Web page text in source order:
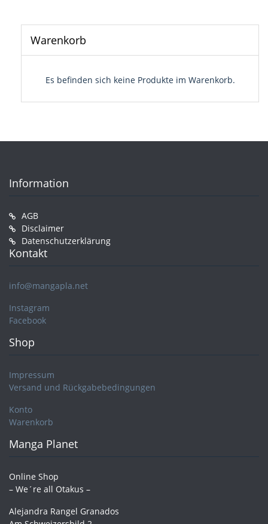
Warenkorb
Es befinden sich keine Produkte im Warenkorb.
Information
AGB
Disclaimer
Datenschutzerklärung
Kontakt
info@mangapla.net
Instagram
Facebook
Shop
Impressum
Versand und Rückgabebedingungen
Konto
Warenkorb
Manga Planet
Online Shop
– We´re all Otakus –
Alejandra Rangel Granados